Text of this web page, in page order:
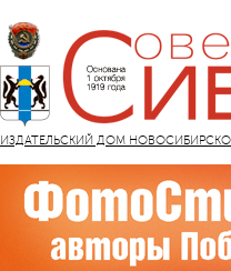
ИЗДАТЕЛЬСКИЙ ДОМ НОВОСИБИРСКОЙ